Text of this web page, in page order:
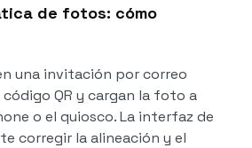
de fotos: cómo
una invitación por correo
QR y cargan la foto a
o el quiosco. La interfaz de
corregir la alineación y el